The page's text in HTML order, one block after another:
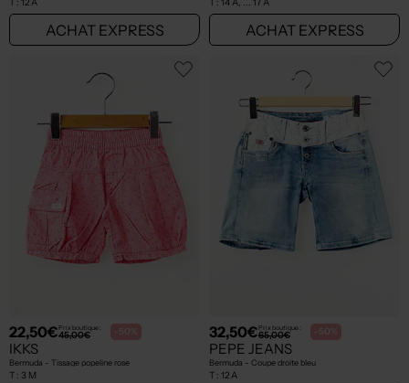
T : 12 A
ACHAT EXPRESS
T : 14 A, ... 17 A
ACHAT EXPRESS
22,50€Prix boutique :
45,00€ -50%
IKKS
Bermuda - Tissage popeline rose
T : 3 M
32,50€Prix boutique :
65,00€ -50%
PEPE JEANS
Bermuda - Coupe droite bleu
T : 12 A